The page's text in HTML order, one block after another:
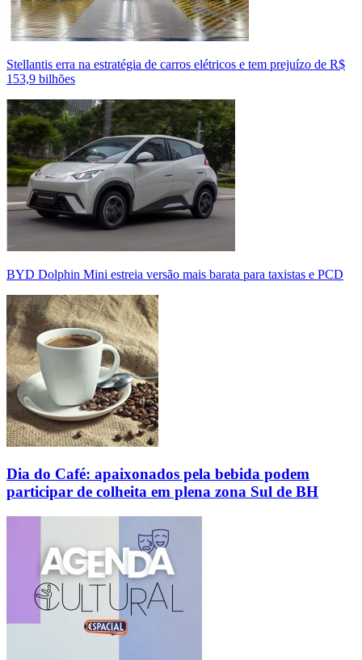
Stellantis erra na estratégia de carros elétricos e tem prejuízo de R$
153,9 bilhões
BYD Dolphin Mini estreia versão mais barata para taxistas e PCD
Dia do Café: apaixonados pela bebida podem
participar de colheita em plena zona Sul de BH